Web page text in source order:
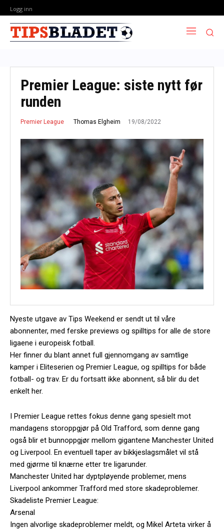
Logg inn
Premier League: siste nytt før
runden
Premier League Thomas Elgheim 19/08/2022
Nyeste utgave av Tips Weekend er sendt ut til våre
abonnenter, med ferske previews og spilltips for alle de store
ligaene i europeisk fotball.
Her finner du blant annet full gjennomgang av samtlige
kamper i Eliteserien og Premier League, og spilltips for både
fotball- og trav. Er du fortsatt ikke abonnent, så blir du det
enkelt her.
I Premier League rettes fokus denne gang spesielt mot
mandagens storoppgjør på Old Trafford, som denne gang
også blir et bunnoppgjør mellom gigantene Manchester United
og Liverpool. En eventuell taper av bikkjeslagsmålet vil stå
med gjørme til knærne etter tre ligarunder.
Manchester United har dyptpløyende problemer, mens
Liverpool ankommer Trafford med store skadeproblemer.
Skadeliste Premier League:
Arsenal
Ingen alvorlige skadeproblemer meldt, og Mikel Arteta virker å